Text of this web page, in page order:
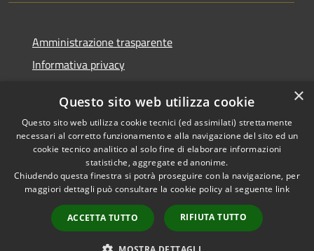
Amministrazione trasparente
Informativa privacy
Dichiarazione di accessibilità
RSS
Accessibilità
Copyright © 2026 • Comune di
Bolano • Powered by
Municipium•
Accesso
redazione
×
Questo sito web utilizza cookie
Questo sito web utilizza cookie tecnici (ed assimilati) strettamente
necessari al corretto funzionamento e alla navigazione del sito ed un
cookie tecnico analitico al solo fine di elaborare informazioni
statistiche, aggregate ed anonime.
Chiudendo questa finestra si potrà proseguire con la navigazione, per
maggiori dettagli può consultare la cookie policy al seguente link
ACCETTA TUTTO RIFIUTA TUTTO